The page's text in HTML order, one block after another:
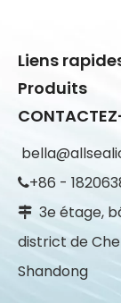
Liens
Produits
+86 -
 3e étage,
district de
Shandong